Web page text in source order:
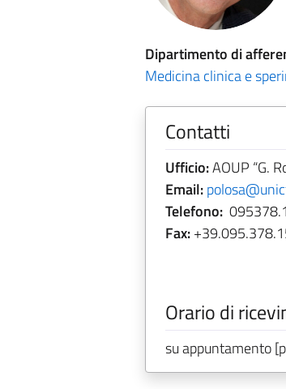
Dipartimento di
Medicina clinica e
Contatti
Ufficio:AOUP “G.
Email:
Telefono:
Fax:
Orario di
su appuntamento